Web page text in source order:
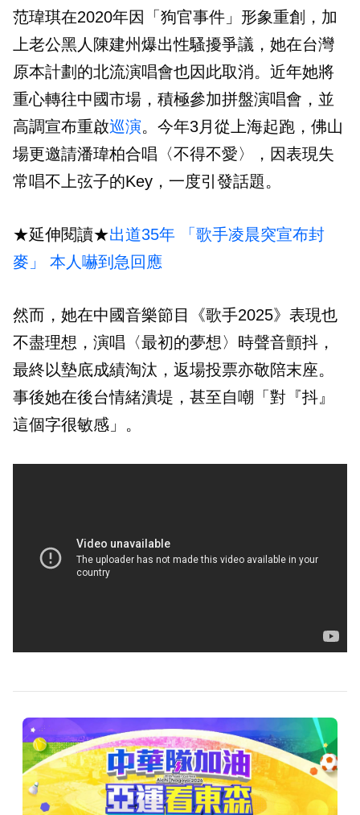
范瑋琪在2020年因「狗官事件」形象重創，加
上老公黑人陳建州爆出性騷擾爭議，她在台灣
原本計劃的北流演唱會也因此取消。近年她將
重心轉往中國市場，積極參加拼盤演唱會，並
高調宣布重啟巡演。今年3月從上海起跑，佛山
場更邀請潘瑋柏合唱〈不得不愛〉，因表現失
常唱不上弦子的Key，一度引發話題。
★延伸閱讀★出道35年 「歌手凌晨突宣布封
麥」 本人嚇到急回應
然而，她在中國音樂節目《歌手2025》表現也
不盡理想，演唱〈最初的夢想〉時聲音顫抖，
最終以墊底成績淘汰，返場投票亦敬陪末座。
事後她在後台情緒潰堤，甚至自嘲「對『抖』
這個字很敏感」。